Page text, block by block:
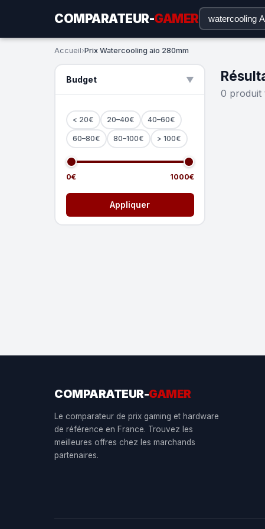
COMPARATEUR-GAMER
Accueil›Prix Watercooling aio 280mm
Budget ▲
< 20€ 20–40€ 40–60€
60–80€ 80–100€ > 100€
0€ 1000€
Appliquer
0 produit
COMPARATEUR-GAMER
Le comparateur de prix gaming et hardware
de référence en France. Trouvez les
meilleures offres chez les marchands
partenaires.